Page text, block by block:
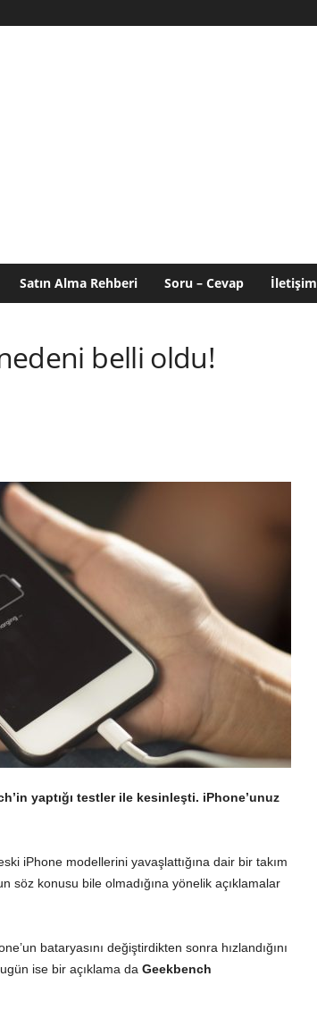
Satın Alma Rehberi Soru – Cevap İletişim
belli oldu!
yaptığı testler ile kesinleşti. iPhone’unuz
iPhone modellerini yavaşlattığına dair bir takım
söz konusu bile olmadığına yönelik açıklamalar
bataryasını değiştirdikten sonra hızlandığını
ise bir açıklama da Geekbench